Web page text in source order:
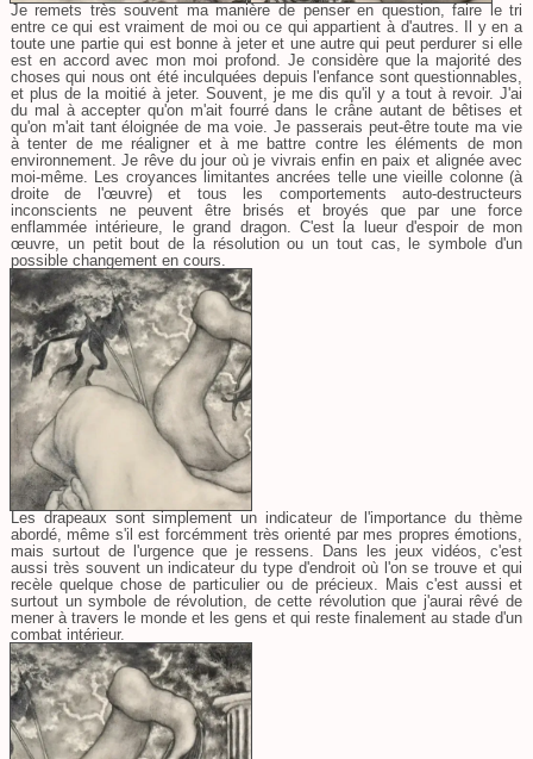
Je remets très souvent ma manière de penser en question, faire le tri
entre ce qui est vraiment de moi ou ce qui appartient à d'autres. Il y en a
toute une partie qui est bonne à jeter et une autre qui peut perdurer si elle
est en accord avec mon moi profond. Je considère que la majorité des
choses qui nous ont été inculquées depuis l'enfance sont questionnables,
et plus de la moitié à jeter. Souvent, je me dis qu'il y a tout à revoir. J'ai
du mal à accepter qu'on m'ait fourré dans le crâne autant de bêtises et
qu'on m'ait tant éloignée de ma voie. Je passerais peut-être toute ma vie
à tenter de me réaligner et à me battre contre les éléments de mon
environnement. Je rêve du jour où je vivrais enfin en paix et alignée avec
moi-même. Les croyances limitantes ancrées telle une vieille colonne (à
droite de l'œuvre) et tous les comportements auto-destructeurs
inconscients ne peuvent être brisés et broyés que par une force
enflammée intérieure, le grand dragon. C'est la lueur d'espoir de mon
œuvre, un petit bout de la résolution ou un tout cas, le symbole d'un
possible changement en cours.
Les drapeaux sont simplement un indicateur de l'importance du thème
abordé, même s'il est forcémment très orienté par mes propres émotions,
mais surtout de l'urgence que je ressens. Dans les jeux vidéos, c'est
aussi très souvent un indicateur du type d'endroit où l'on se trouve et qui
recèle quelque chose de particulier ou de précieux. Mais c'est aussi et
surtout un symbole de révolution, de cette révolution que j'aurai rêvé de
mener à travers le monde et les gens et qui reste finalement au stade d'un
combat intérieur.